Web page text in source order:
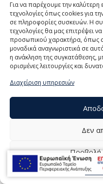
Για να παρέχουμε την καλύτερη
τεχνολογίες όπως cookies για
σε πληροφορίες συσκευών. Η
τεχνολογίες θα μας επιτρέψει
προσωπικού χαρακτήρα, όπως
μοναδικά αναγνωριστικά σε
η ανάκληση της συγκατάθεσης,
ορισμένες λειτουργίες και
Διαχείριση υπηρεσιών
Δεν
Προβολή